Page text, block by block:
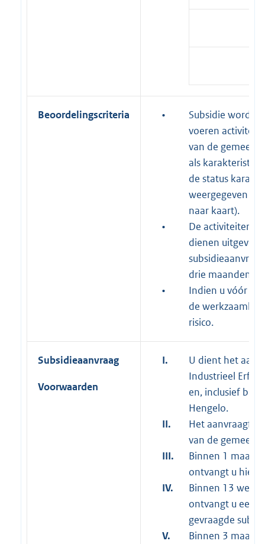
Beoordelingscriteria •
Subsidie wordt
voeren activiteit
van de
als
de status
weergegeven
naar kaart).
•
De activiteiten
dienen
drie maanden
•
Indien u vóór de
de
risico.
Subsidieaanvraag
Voorwaarden
I.
U dient het
Industrieel
en, inclusief
Hengelo.
II.
Het
van de
III.
Binnen 1
ontvangt u
IV.
Binnen 13
ontvangt u een
gevraagde
V.
Binnen 3